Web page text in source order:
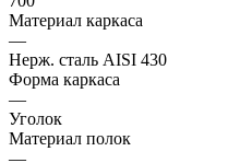
Материал каркаса
—
Нерж. сталь AISI 430
Форма каркаса
—
Уголок
Материал полок
—